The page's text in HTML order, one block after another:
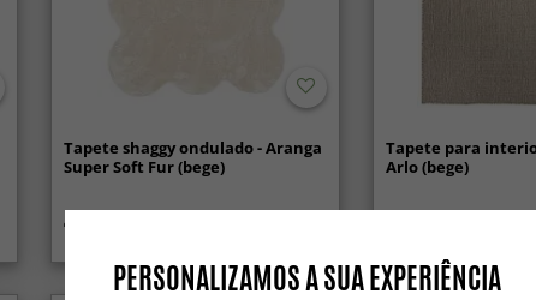
Tapete shaggy ondulado - Aranga
Super Soft Fur (bege)
49.99 €
Tapete para
Arlo (bege)
PERSONALIZAMOS A SUA EXPERIÊNCIA